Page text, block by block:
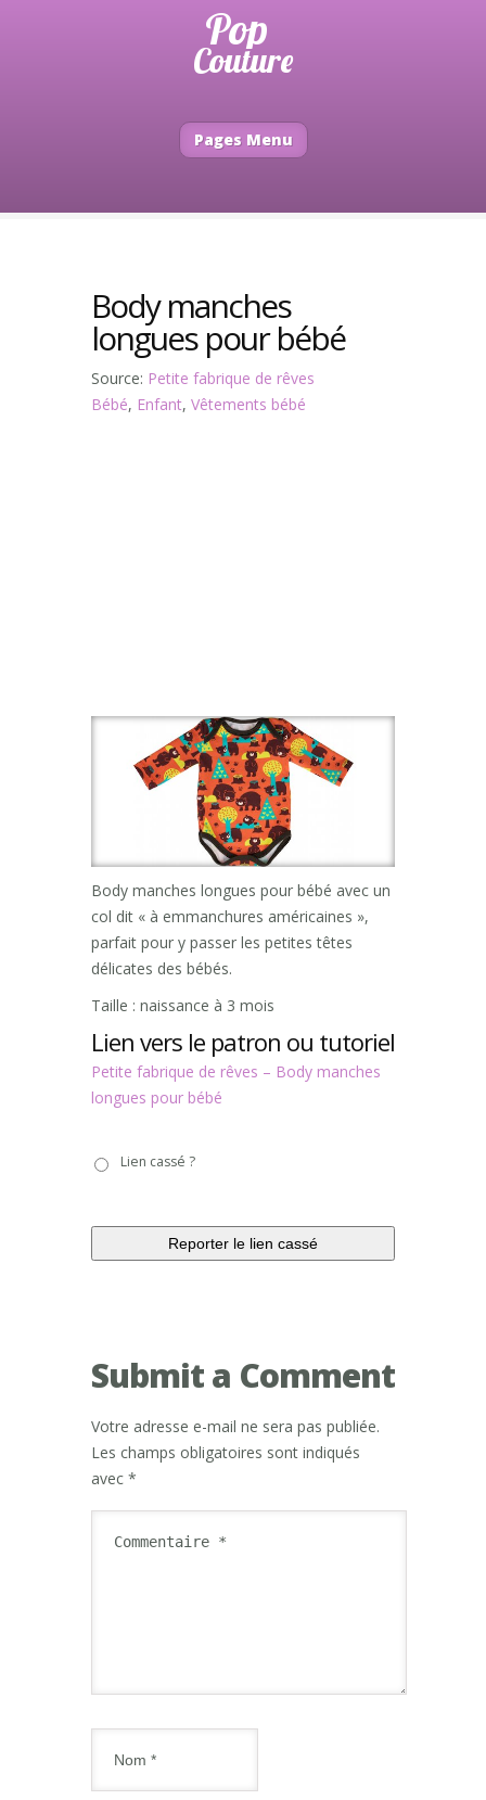
Pages Menu
Body manches
longues pour bébé
Source: Petite fabrique de rêves
Bébé, Enfant, Vêtements bébé
Body manches longues pour bébé avec un
col dit « à emmanchures américaines »,
parfait pour y passer les petites têtes
délicates des bébés.
Taille : naissance à 3 mois
Lien vers le patron ou tutoriel
Petite fabrique de rêves – Body manches
longues pour bébé
casséLien cassé ?
Submit a Comment
Votre adresse e-mail ne sera pas publiée.
Les champs obligatoires sont indiqués
avec *